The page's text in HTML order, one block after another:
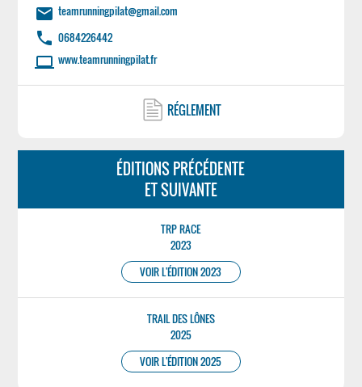
email teamrunningpilat@gmail.com
phone 0684226442
laptop www.teamrunningpilat.fr
RÉGLEMENT
ÉDITIONS PRÉCÉDENTE
ET SUIVANTE
TRP RACE
2023
VOIR L'ÉDITION 2023
TRAIL DES LÔNES
2025
VOIR L'ÉDITION 2025